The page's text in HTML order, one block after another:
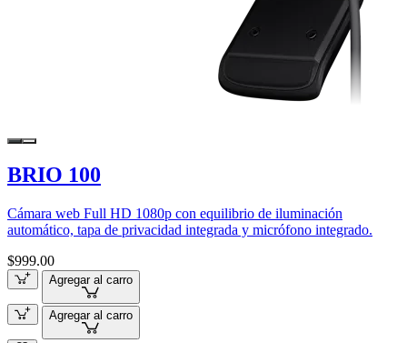
BRIO 100
Cámara web Full HD 1080p con equilibrio de iluminación
automático, tapa de privacidad integrada y micrófono integrado.
$999.00
Agregar al carro
Agregar al carro